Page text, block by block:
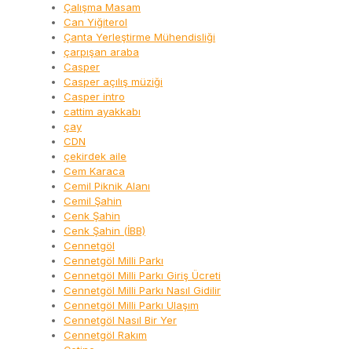
Çalışma Masam
Can Yiğiterol
Çanta Yerleştirme Mühendisliği
çarpışan araba
Casper
Casper açılış müziği
Casper intro
cattim ayakkabı
çay
CDN
çekirdek aile
Cem Karaca
Cemil Piknik Alanı
Cemil Şahin
Cenk Şahin
Cenk Şahin (İBB)
Cennetgöl
Cennetgöl Milli Parkı
Cennetgöl Milli Parkı Giriş Ücreti
Cennetgöl Milli Parkı Nasıl Gidilir
Cennetgöl Milli Parkı Ulaşım
Cennetgöl Nasıl Bir Yer
Cennetgöl Rakım